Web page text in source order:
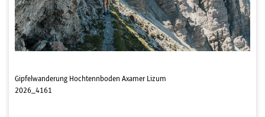
Gipfelwanderung Hochtennboden Axamer Lizum
2026_4161